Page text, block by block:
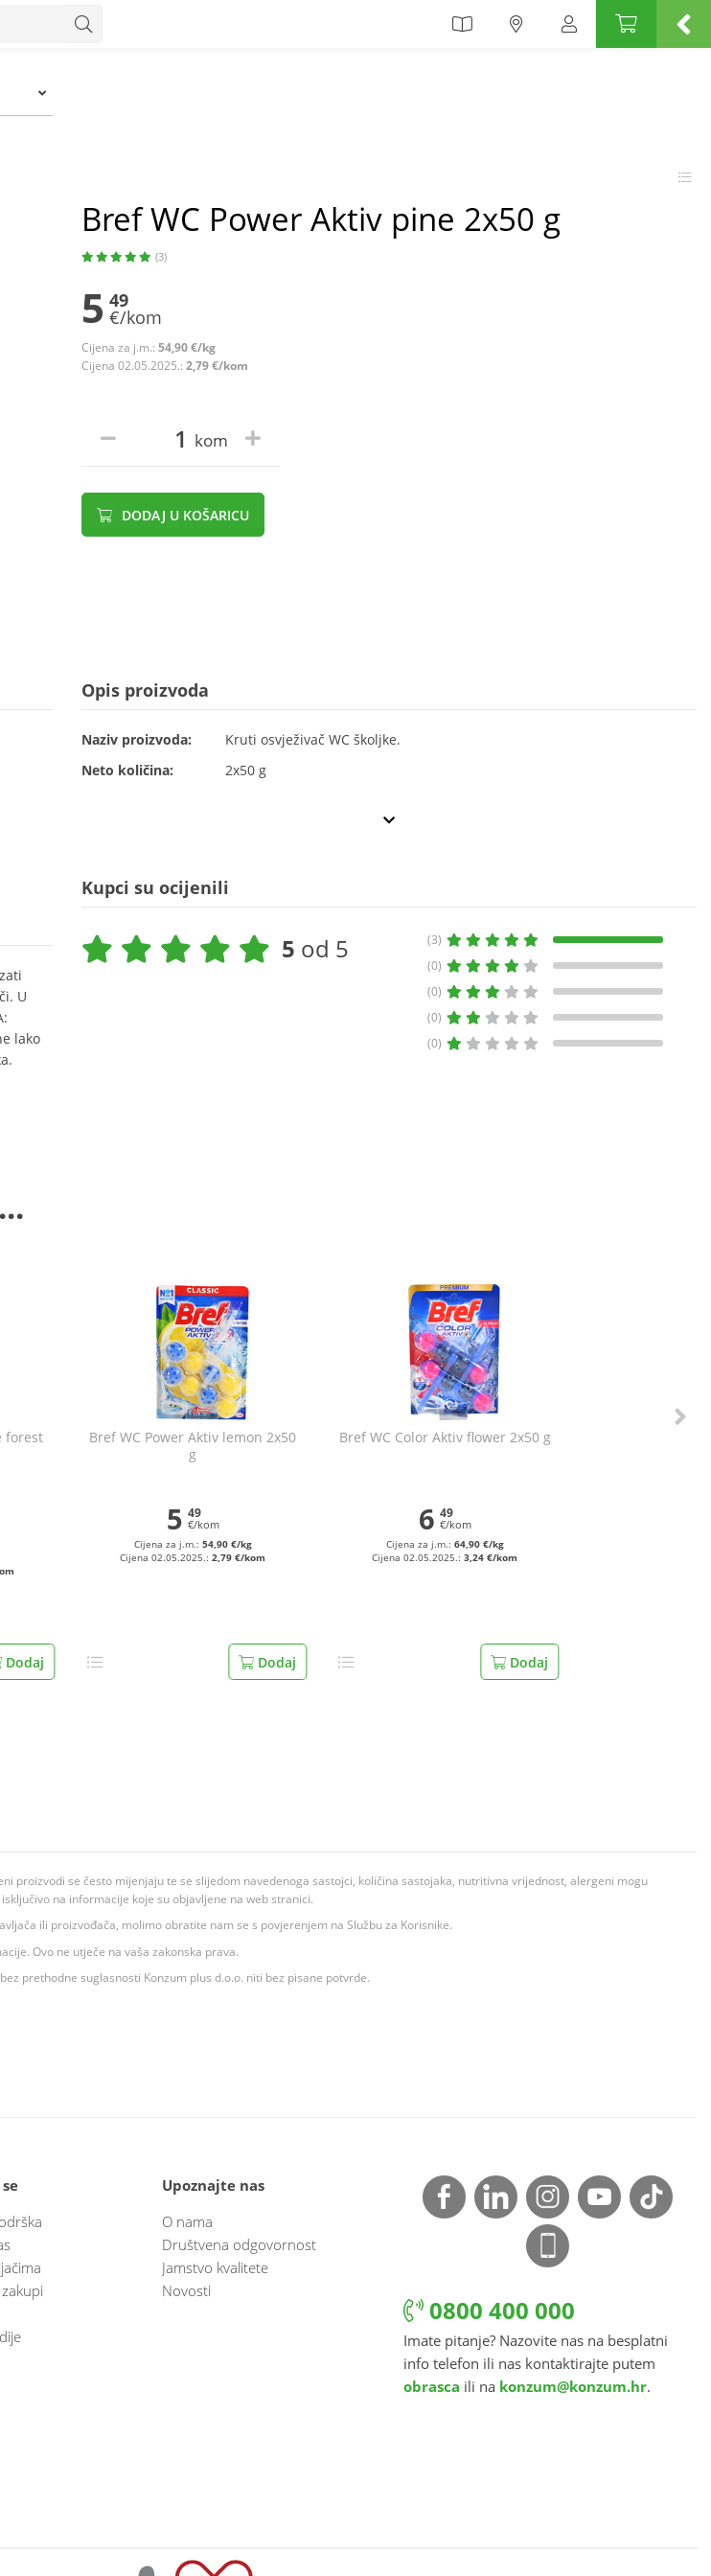
Bref WC Power Aktiv pine 2x50 g
(3)
5 49
€/kom
Cijena za j.m.: 54,90 €/kg
Cijena 02.05.2025.: 2,79 €/kom
kom
DODAJ U KOŠARICU
U
lako
Opis proizvoda
Naziv proizvoda:
Kruti osvježivač WC školjke.
Neto količina:
2x50 g
Kupci su ocijenili
5 od 5
(3)
(0)
(0)
(0)
(0)
forest
Dodaj
Bref WC Power Aktiv lemon 2x50
g
5 49
€/kom
Cijena za j.m.: 54,90 €/kg
Cijena 02.05.2025.:2,79 €/kom
Dodaj
Bref WC Color Aktiv flower 2x50 g
6 49
€/kom
Cijena za j.m.: 64,90 €/kg
Cijena 02.05.2025.:3,24 €/kom
Dodaj
proizvodi se često mijenjaju te se slijedom navedenoga sastojci, količina sastojaka, nutritivna vrijednost, alergeni mogu
na informacije koje su objavljene na web stranici.
ili proizvođača, molimo obratite nam se s povjerenjem na Službu za Korisnike.
Ovo ne utječe na vaša zakonska prava.
prethodne suglasnosti Konzum plus d.o.o. niti bez pisane potvrde.
Upoznajte nas
O nama
Društvena odgovornost
Jamstvo kvalitete
Novosti
0800 400 000
Imate pitanje? Nazovite nas na besplatni
info telefon ili nas kontaktirajte putem
obrasca ili na konzum@konzum.hr.